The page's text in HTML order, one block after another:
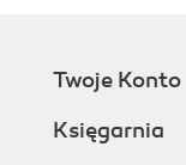
Twoje Konto
Księgarnia